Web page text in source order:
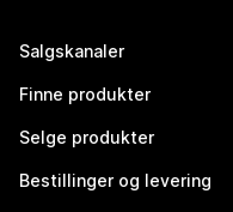
Salgskanaler
Finne produkter
Selge produkter
Bestillinger og levering